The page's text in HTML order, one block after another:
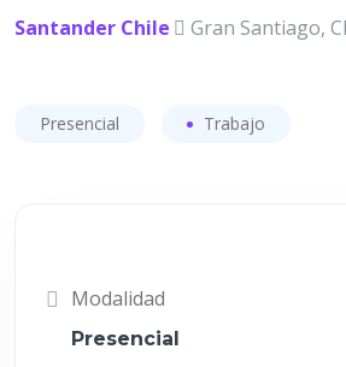
Santander Chile Gran Santiago,
Presencial Trabajo
Modalidad
Presencial